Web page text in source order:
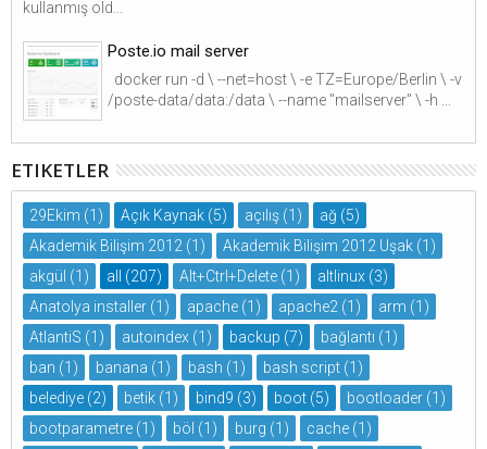
kullanmış old...
Poste.io mail server
docker run -d \ --net=host \ -e TZ=Europe/Berlin \ -v
/poste-data/data:/data \ --name "mailserver" \ -h ...
ETIKETLER
29Ekim (1) Açık Kaynak (5) açılış (1) ağ (5)
Akademik Bilişim 2012 (1) Akademik Bilişim 2012 Uşak (1)
akgül (1) all (207) Alt+Ctrl+Delete (1) altlinux (3)
Anatolya installer (1) apache (1) apache2 (1) arm (1)
AtlantiS (1) autoindex (1) backup (7) bağlantı (1)
ban (1) banana (1) bash (1) bash script (1)
belediye (2) betik (1) bind9 (3) boot (5) bootloader (1)
bootparametre (1) böl (1) burg (1) cache (1)